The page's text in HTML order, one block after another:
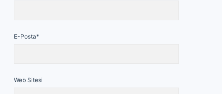
E-Posta*
Web Sitesi